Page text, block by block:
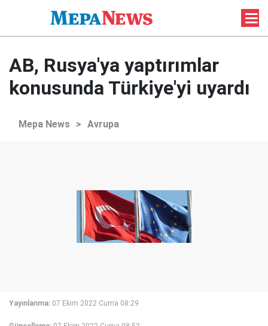
AB, Rusya'ya yaptırımlar
konusunda Türkiye'yi uyardı
Mepa News > Avrupa
Yayınlanma: 07 Ekim 2022 Cuma 08:29